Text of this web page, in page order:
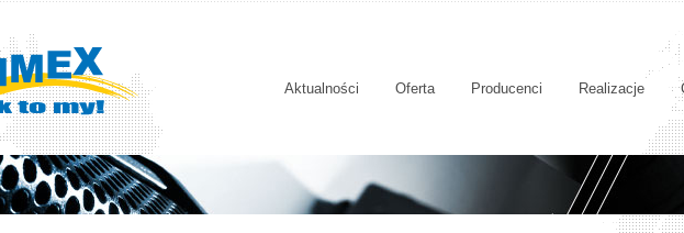
Aktualności Oferta Producenci Realizacje